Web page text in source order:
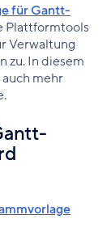
für Gantt-
Plattformtools
Verwaltung
zu. In diesem
mehr